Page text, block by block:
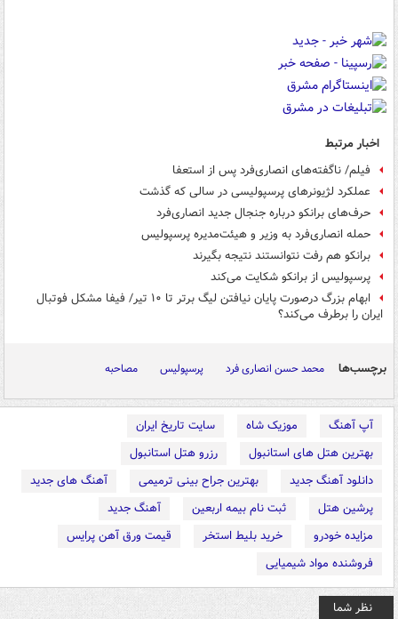
اخبار مرتبط
فیلم/ ناگفته‌های انصاری‌فرد پس از استعفا
عملکرد لژیونرهای پرسپولیسی در سالی که گذشت
حرف‌های برانکو درباره جنجال جدید انصاری‌فرد
حمله انصاری‌فرد به وزیر و هیئت‌مدیره پرسپولیس
برانکو هم رفت نتوانستند نتیجه بگیرند
پرسپولیس از برانکو شکایت می‌کند
ابهام بزرگ درصورت پایان نیافتن لیگ برتر تا ۱۰ تیر/ فیفا مشکل فوتبال
ایران را برطرف می‌کند؟
برچسب‌ها محمد حسن انصاری فرد پرسپولیس مصاحبه
آپ آهنگ موزیک شاه
سایت تاریخ ایران
بهترین هتل های استانبول
رزرو هتل استانبول
دانلود آهنگ جدید
بهترین جراح بینی ترمیمی
آهنگ های جدید
پرشین هتل
ثبت نام بیمه اربعین
آهنگ جدید
مزایده خودرو
خرید بلیط استخر
قیمت ورق آهن پرایس
فروشنده مواد شیمیایی
نظر شما